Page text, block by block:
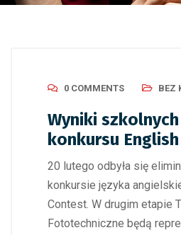
0 COMMENTS BEZ
Wyniki
konkursu
20 lutego odbyła się
konkursie języka
Contest. W drugim etapie
Fototechniczne będą